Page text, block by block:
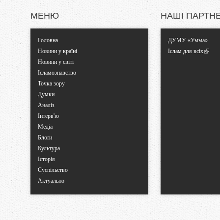
иМЕНЮ
Головна
Новини у країні
Новини у світі
Ісламознавство
Точка зору
Думки
Аналіз
Інтерв'ю
Медіа
Блоґи
Культура
Історія
Суспільство
Актуально
НАШІ
ДУМУ «Умма»
Іслам для всіх